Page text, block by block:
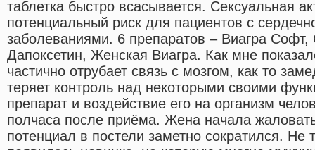
таблетка быстро всасывается. Сексуальная
потенциальный риск для пациентов с
заболеваниями. 6 препаратов – Виагра
Дапоксетин, Женская Виагра. Как мне
частично отрубает связь с мозгом, как то
теряет контроль над некоторыми своими
препарат и воздействие его на организм
полчаса после приёма. Жена начала
потенциал в постели заметно сократился. Не